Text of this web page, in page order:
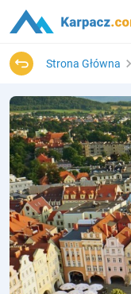
Strona Główna